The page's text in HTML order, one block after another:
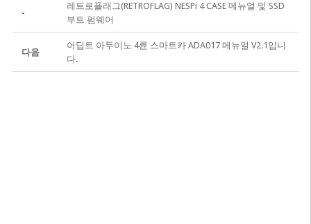
-
레트로플래그(RETROFLAG) NESPi 4 CASE 메뉴얼 및 SSD
부트 펌웨어
다음
어딥트 아두이노 4륜 스마트카 ADA017 메뉴얼 V2.1입니
다.